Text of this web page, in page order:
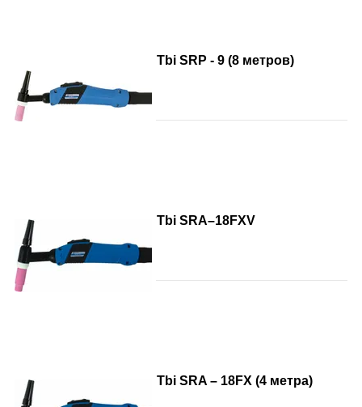
Tbi SRP - 9 (8 метров)
Tbi SRA–18FXV
Tbi SRA – 18FX (4 метра)